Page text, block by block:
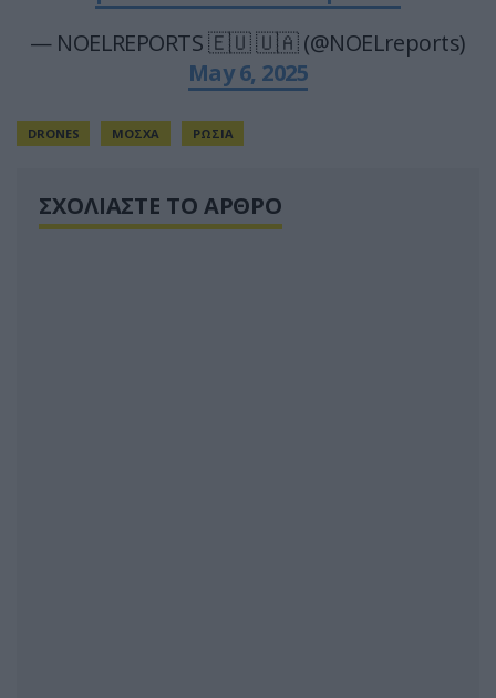
— NOELREPORTS 🇪🇺 🇺🇦 (@NOELreports)
May 6, 2025
DRONES ΜΟΣΧΑ ΡΩΣΙΑ
ΣΧΟΛΙΑΣΤΕ ΤΟ ΑΡΘΡΟ